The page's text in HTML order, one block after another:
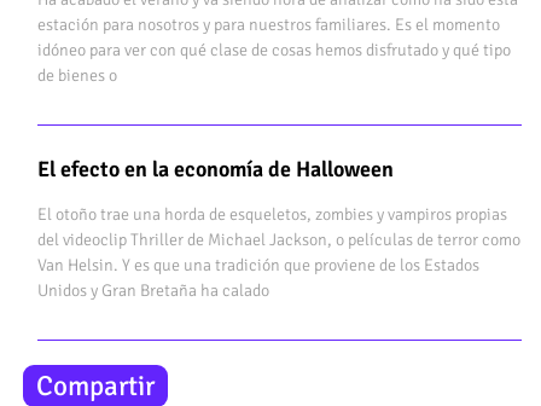
estación para nosotros y para nuestros familiares. Es el momento
idóneo para ver con qué clase de cosas hemos disfrutado y qué tipo
de bienes o
El efecto en la economía de Halloween
El otoño trae una horda de esqueletos, zombies y vampiros propias
del videoclip Thriller de Michael Jackson, o películas de terror como
Van Helsin. Y es que una tradición que proviene de los Estados
Unidos y Gran Bretaña ha calado
Compartir